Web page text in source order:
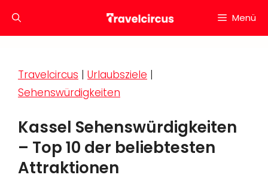
Inhalt
Menü
Travelcircus | Urlaubsziele |
Sehenswürdigkeiten
Kassel Sehenswürdigkeiten
– Top 10 der beliebtesten
Attraktionen